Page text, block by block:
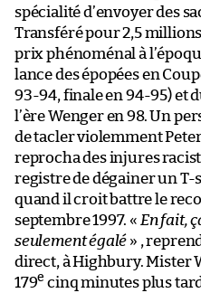
spécialité d’envoyer des
Transféré pour 2,5
prix phénoménal à
lance des épopées en
93-94, finale en 94-95) et
l’ère Wenger en 98. Un
de tacler violemment
reprocha des injures
registre de dégainer un T-
quand il croit battre le
septembre 1997. « En fait,
seulement égalé » ,
direct, à Highbury. Mister
179e cinq minutes plus